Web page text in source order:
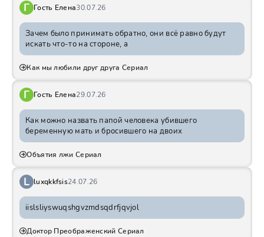
Г Гость Елена30.07.26
Зачем было принимать обратно, они всё равно будут
искать что-то на стороне, а
Как мы любили друг друга Сериал
Г Гость Елена29.07.26
Как можно назвать папой человека убившего
беременную мать и бросившего на двоих
Объятия лжи Сериал
L luxqkkfsis24.07.26
iislsliyswuqshgvzmdsqdrfjqvjol
Доктор Преображенский Сериал